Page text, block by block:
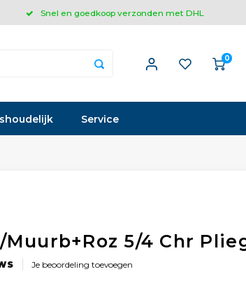
Snel en goedkoop verzonden met DHL
0
Service
5/4 Chr
Je beoordeling toevoegen